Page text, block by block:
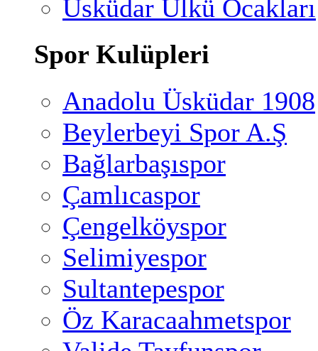
Üsküdar Ülkü Ocakları
Spor Kulüpleri
Anadolu Üsküdar 1908
Beylerbeyi Spor A.Ş
Bağlarbaşıspor
Çamlıcaspor
Çengelköyspor
Selimiyespor
Sultantepespor
Öz Karacaahmetspor